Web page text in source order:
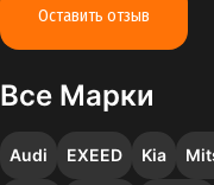
Оставить отзыв
Все Марки
Audi EXEED Kia